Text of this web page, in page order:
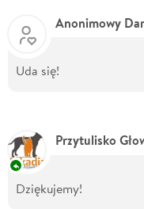
Anonimowy
Uda się!
Przytulisko
Dziękujemy!